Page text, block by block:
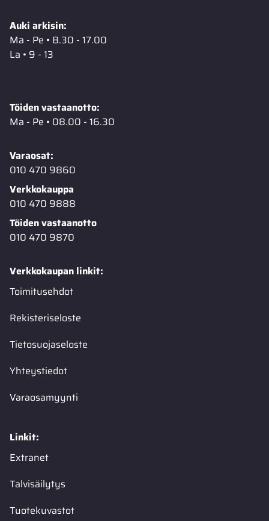
Auki arkisin:
Ma - Pe • 8.30 - 17.00
La • 9 - 13
Töiden vastaanotto:
Ma - Pe • 08.00 - 16.30
Varaosat:
010 470 9860
Verkkokauppa
010 470 9888
Töiden vastaanotto
010 470 9870
Verkkokaupan linkit:
Toimitusehdot
Rekisteriseloste
Tietosuojaseloste
Yhteystiedot
Varaosamyynti
Linkit:
Extranet
Talvisäilytys
Tuotekuvastot